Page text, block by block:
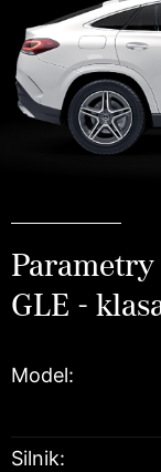
Parametry
GLE -
Model:
Silnik: